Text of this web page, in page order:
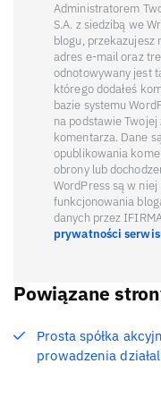
Administratorem
S.A. z siedzibą we
blogu, przekazujesz
adres e-mail oraz
odnotowywany jest
którego dodałeś
bazie systemu
na podstawie
komentarza. Dane
opublikowania
obrony lub
WordPress są w
funkcjonowania
danych przez
prywatności
Powiązane
Prosta spółka
prowadzenia